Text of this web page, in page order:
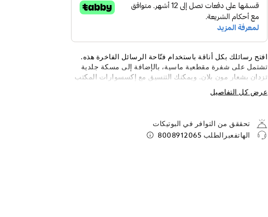
افتح رسائلك بكل أناقة باستخدام فتّاحة الرسائل الفاخرة هذه.
تشتمل على شفرة مقطعية ماسية، بالإضافة إلى مسكة جلدية
تزدان بشعار مون بلان. ويمكنك التنسيق مع إكسسوارات المكتب
من مون بلان لإضفاء لمسة راقية وأنيقة. صناعة إيطالية.
المقاييس 190 × 20 مم.
عرض كل التفاصيل
تحققق من التوافر في البوتيكات
الهاتفعبرالطلب 8008912065